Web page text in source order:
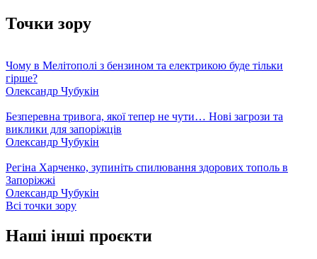
Точки зору
Чому в Мелітополі з бензином та електрикою буде тільки
гірше?
Олександр Чубукін
Безперевна тривога, якої тепер не чути… Нові загрози та
виклики для запоріжців
Олександр Чубукін
Регіна Харченко, зупиніть спилювання здорових тополь в
Запоріжжі
Олександр Чубукін
Всі точки зору
Наші інші проєкти